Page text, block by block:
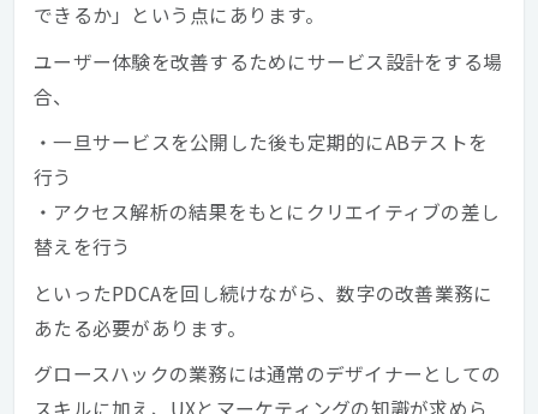
できるか」という点にあります。
ユーザー体験を改善するためにサービス設計をする場
合、
・一旦サービスを公開した後も定期的にABテストを
行う
・アクセス解析の結果をもとにクリエイティブの差し
替えを行う
といったPDCAを回し続けながら、数字の改善業務に
あたる必要があります。
グロースハックの業務には通常のデザイナーとしての